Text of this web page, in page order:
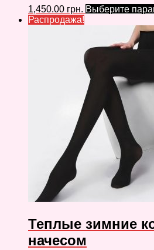
1,450.00 грн. Выберите
Распродажа!
Теплые зимние
начесом